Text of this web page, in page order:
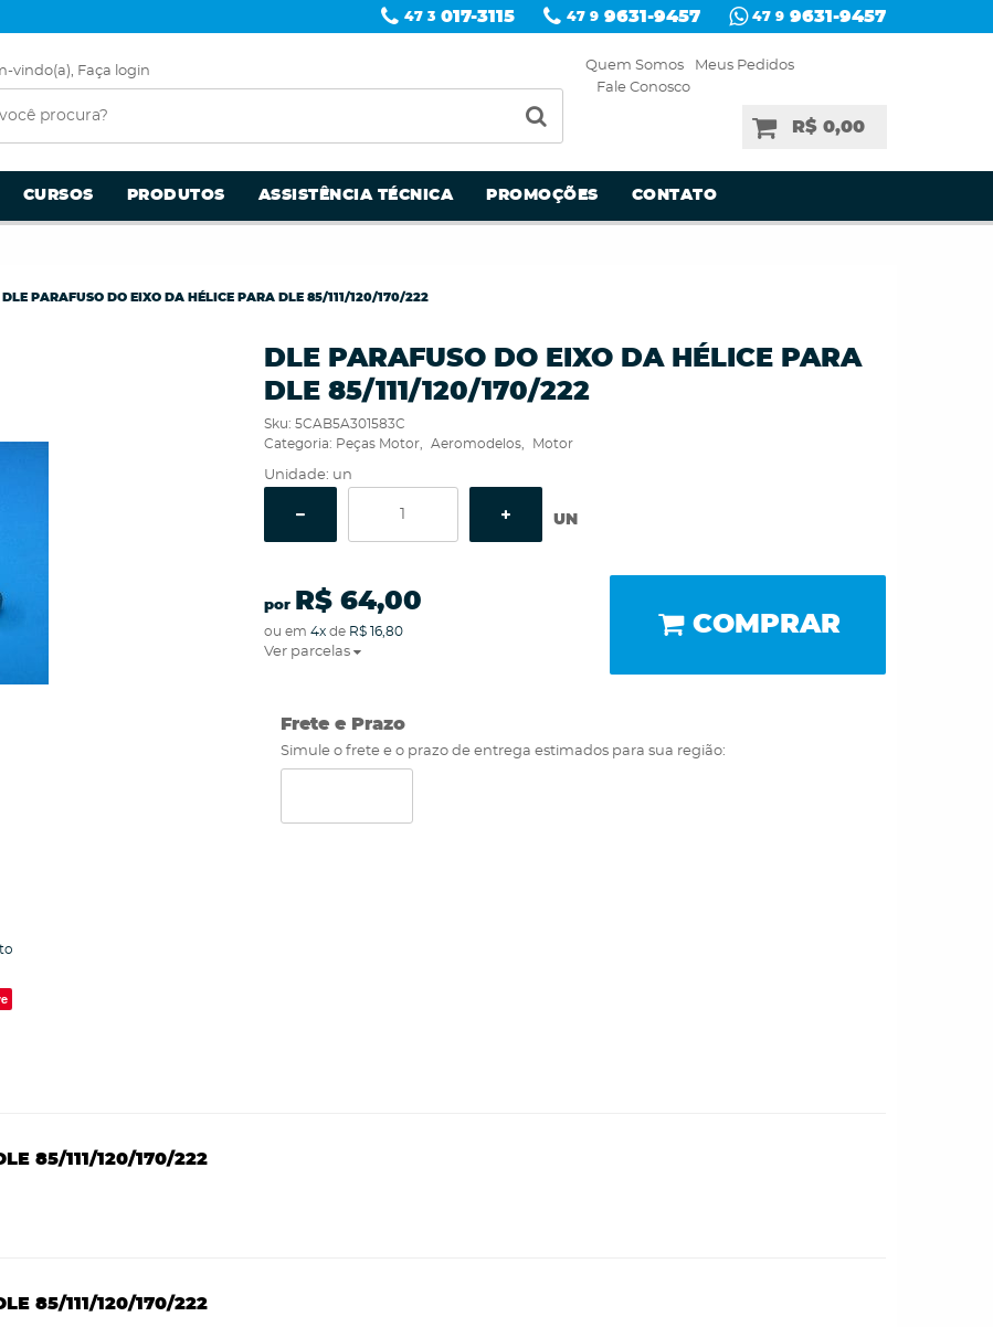
47 3 017-3115 47 9 9631-9457 47 9 9631-9457
vindo(a), Faça login Quem Somos
Meus Pedidos
Fale Conosco
R$ 0,00
CURSOS PRODUTOS ASSISTÊNCIA TÉCNICA PROMOÇÕES CONTATO
DLE PARAFUSO DO EIXO DA HÉLICE PARA DLE 85/111/120/170/222
DLE PARAFUSO DO EIXO DA HÉLICE PARA
DLE 85/111/120/170/222
Sku: 5CAB5A301583C
Categoria: Peças Motor Aeromodelos Motor
Unidade: un
UN
por R$ 64,00
ou em 4xde R$ 16,80
Ver parcelas
COMPRAR
Frete e Prazo
Simule o frete e o prazo de entrega estimados para sua região:
85/111/120/170/222
85/111/120/170/222